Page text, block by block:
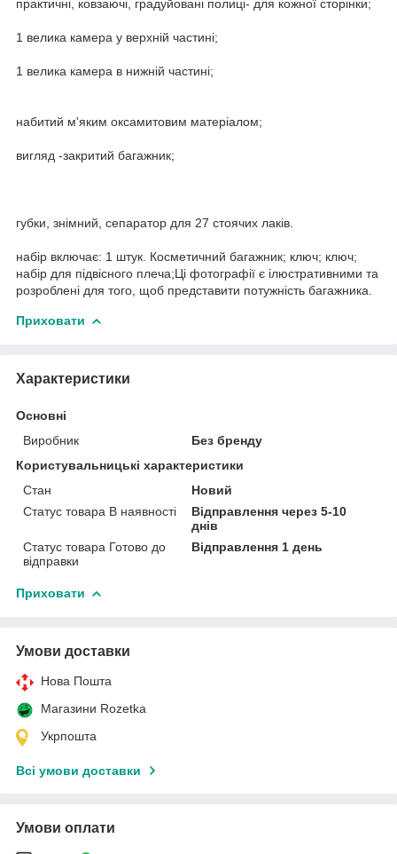
практичні, ковзаючі, градуйовані полиці- для кожної сторінки;
1 велика камера у верхній частині;
1 велика камера в нижній частині;
набитий м'яким оксамитовим матеріалом;
вигляд -закритий багажник;
губки, знімний, сепаратор для 27 стоячих лаків.
набір включає: 1 штук. Косметичний багажник; ключ; ключ;
набір для підвісного плеча;Ці фотографії є ілюстративними та
розроблені для того, щоб представити потужність багажника.
Приховати
Характеристики
Основні
Виробник
Без бренду
Користувальницькі характеристики
Стан
Новий
Статус товара В наявності
Відправлення через 5-10
днів
Статус товара Готово до
відправки
Відправлення 1 день
Приховати
Умови доставки
Нова Пошта
Магазини Rozetka
Укрпошта
Всі умови доставки
Умови оплати